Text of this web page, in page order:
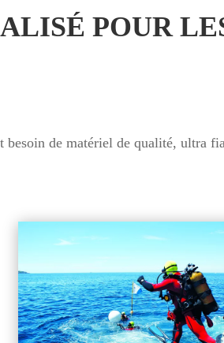
POUR
de matériel de qualité, ultra